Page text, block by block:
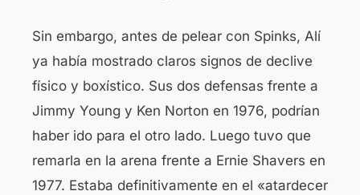
Sin embargo, antes de pelear con Spinks, Alí
ya había mostrado claros signos de declive
físico y boxístico. Sus dos defensas frente a
Jimmy Young y Ken Norton en 1976, podrían
haber ido para el otro lado. Luego tuvo que
remarla en la arena frente a Ernie Shavers en
1977. Estaba definitivamente en el «atardecer